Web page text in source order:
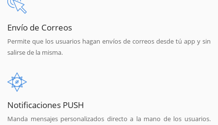
Envío de Correos
Permite que los usuarios hagan envíos de correos desde tú app y sin
salirse de la misma.
Notificaciones PUSH
Manda mensajes personalizados directo a la mano de los usuarios.